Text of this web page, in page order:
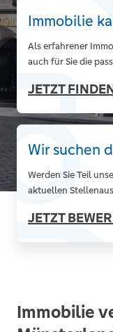
Immobilie
Als erfahrener
auch für Sie die
JETZT
Wir suchen
Werden Sie Teil
aktuellen
JETZT
Immobilie